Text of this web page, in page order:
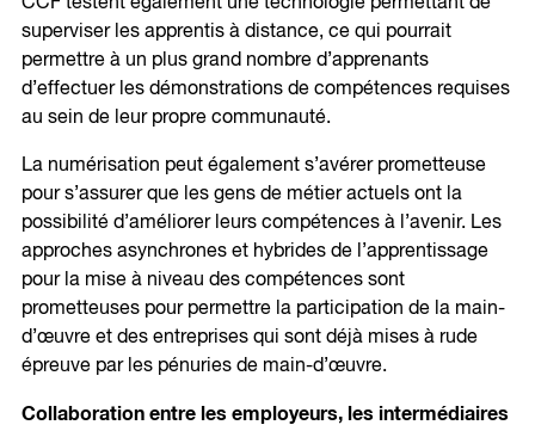
superviser les apprentis à distance, ce qui pourrait
permettre à un plus grand nombre d’apprenants
d’effectuer les démonstrations de compétences requises
au sein de leur propre communauté.
La numérisation peut également s’avérer prometteuse
pour s’assurer que les gens de métier actuels ont la
possibilité d’améliorer leurs compétences à l’avenir. Les
approches asynchrones et hybrides de l’apprentissage
pour la mise à niveau des compétences sont
prometteuses pour permettre la participation de la main-
d’œuvre et des entreprises qui sont déjà mises à rude
épreuve par les pénuries de main-d’œuvre.
Collaboration entre les employeurs, les intermédiaires